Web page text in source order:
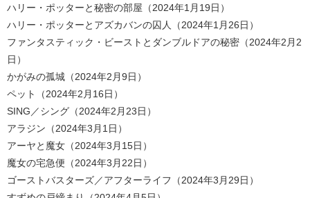
ハリー・ポッターと秘密の部屋（2024年1月19日）
ハリー・ポッターとアズカバンの囚人（2024年1月26日）
ファンタスティック・ビーストとダンブルドアの秘密（2024年2月2
日）
かがみの孤城（2024年2月9日）
ペット（2024年2月16日）
SING／シング（2024年2月23日）
アラジン（2024年3月1日）
アーヤと魔女（2024年3月15日）
魔女の宅急便（2024年3月22日）
ゴーストバスターズ／アフターライフ（2024年3月29日）